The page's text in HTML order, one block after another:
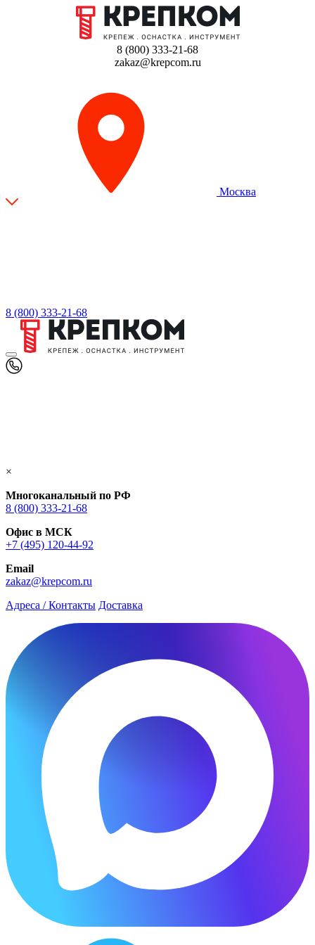
8 (800) 333-21-68
zakaz@krepcom.ru
Москва
8 (800) 333-21-68
×
Многоканальный по РФ
8 (800) 333‑21-68
Офис в МСК
+7 (495) 120-44-92
Email
zakaz@krepcom.ru
Адреса / Контакты Доставка